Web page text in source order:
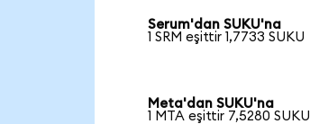
Serum'dan SUKU'na
1 SRM eşittir 1,7733 SUKU
Meta'dan SUKU'na
1 MTA eşittir 7,5280 SUKU